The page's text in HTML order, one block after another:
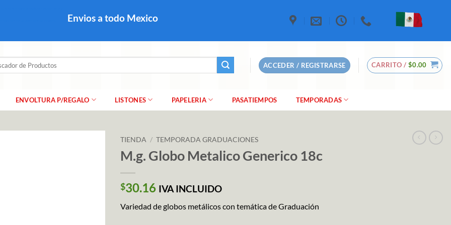
Envios a todo Mexico
ACCEDER / REGISTRARSE CARRITO / $0.00
ENVOLTURA P/REGALO LISTONES PAPELERIA PASATIEMPOS TEMPORADAS
TIENDA / TEMPORADA GRADUACIONES
M.g. Globo Metalico Generico 18c
$30.16 IVA INCLUIDO
Variedad de globos metálicos con temática de Graduación